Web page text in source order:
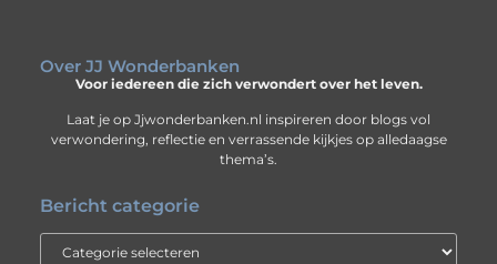
Over JJ Wonderbanken
Voor iedereen die zich verwondert over het leven.
Laat je op Jjwonderbanken.nl inspireren door blogs vol
verwondering, reflectie en verrassende kijkjes op alledaagse
thema’s.
Bericht categorie